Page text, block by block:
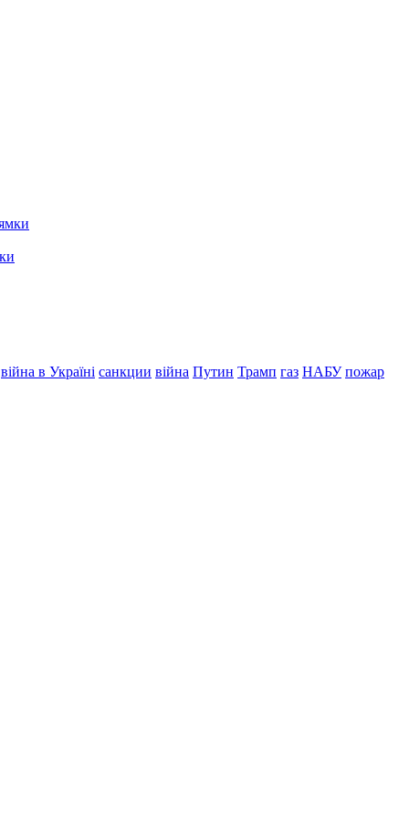
війна в Україні санкции війна Путин Трамп газ НАБУ пожар